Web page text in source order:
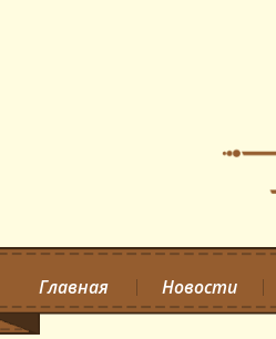
Главная Новости